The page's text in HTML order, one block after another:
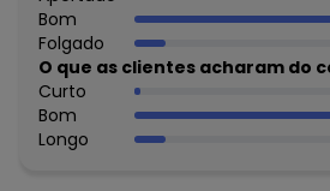
Secar a sombra
Não passar
Não limpar a seco
Tecido: Poliamida E Elastano
Composição: 90% Poliamida E 10%
Histórico de preços
Bom
Folgado
O que as clientes acharam do
Curto
Bom
Longo